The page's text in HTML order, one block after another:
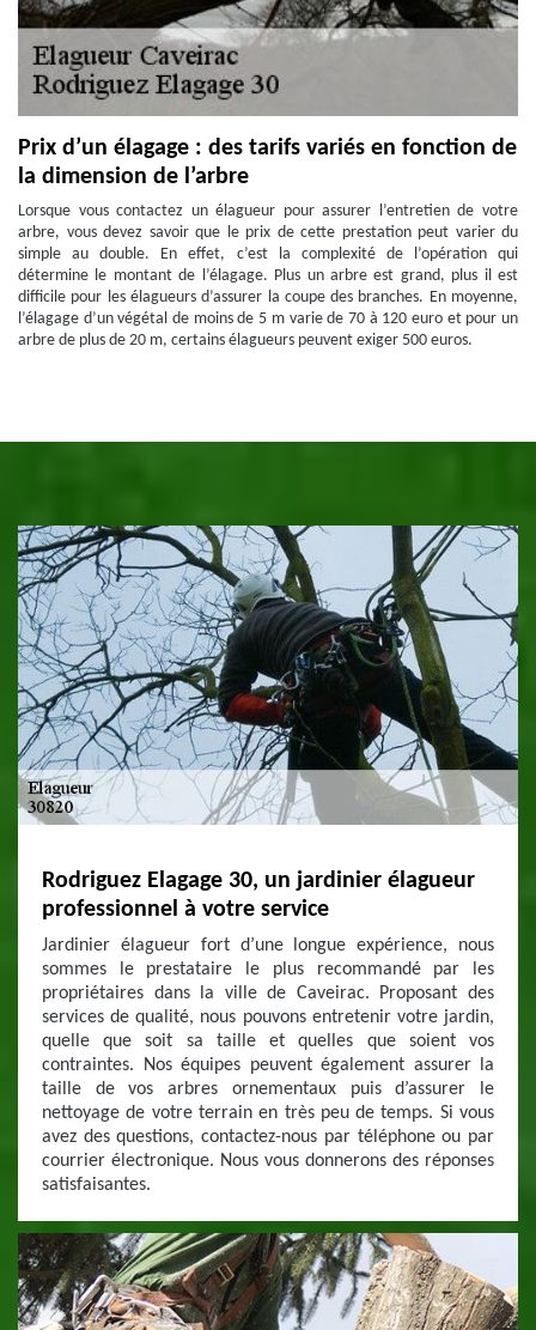
Prix d’un élagage : des tarifs variés en fonction de
la dimension de l’arbre
Lorsque vous contactez un élagueur pour assurer l’entretien de votre
arbre, vous devez savoir que le prix de cette prestation peut varier du
simple au double. En effet, c’est la complexité de l’opération qui
détermine le montant de l’élagage. Plus un arbre est grand, plus il est
difficile pour les élagueurs d’assurer la coupe des branches. En moyenne,
l’élagage d’un végétal de moins de 5 m varie de 70 à 120 euro et pour un
arbre de plus de 20 m, certains élagueurs peuvent exiger 500 euros.
Rodriguez Elagage 30, un jardinier élagueur
professionnel à votre service
Jardinier élagueur fort d’une longue expérience, nous
sommes le prestataire le plus recommandé par les
propriétaires dans la ville de Caveirac. Proposant des
services de qualité, nous pouvons entretenir votre jardin,
quelle que soit sa taille et quelles que soient vos
contraintes. Nos équipes peuvent également assurer la
taille de vos arbres ornementaux puis d’assurer le
nettoyage de votre terrain en très peu de temps. Si vous
avez des questions, contactez-nous par téléphone ou par
courrier électronique. Nous vous donnerons des réponses
satisfaisantes.